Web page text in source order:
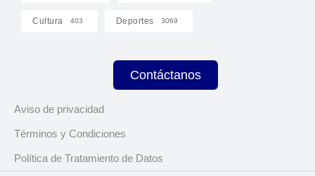
Cultura 403 Deportes 3069
Contáctanos
Aviso de privacidad
Términos y Condiciones
Política de Tratamiento de Datos